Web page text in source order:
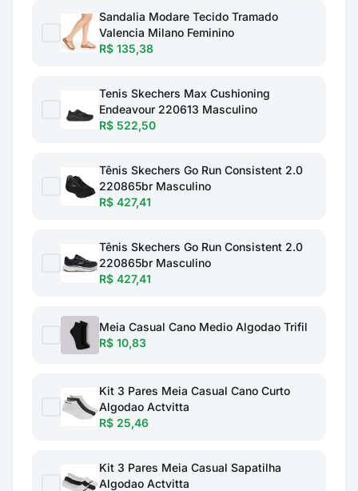
Sandalia Modare Tecido Tramado
Valencia Milano Feminino
R$ 135,38
Tenis Skechers Max Cushioning
Endeavour 220613 Masculino
R$ 522,50
Tênis Skechers Go Run Consistent 2.0
220865br Masculino
R$ 427,41
Tênis Skechers Go Run Consistent 2.0
220865br Masculino
R$ 427,41
Meia Casual Cano Medio Algodao Trifil
R$ 10,83
Kit 3 Pares Meia Casual Cano Curto
Algodao Actvitta
R$ 25,46
Kit 3 Pares Meia Casual Sapatilha
Algodao Actvitta